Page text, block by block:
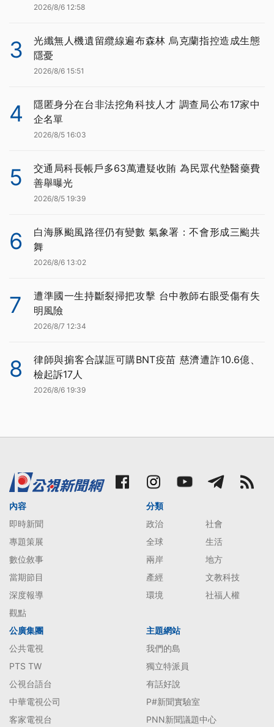
2026/8/6 12:58
3
光纖無人機遺留纜線遍布森林 烏克蘭指控造成生態
隱憂
2026/8/6 15:51
4
隱匿身分在台非法挖角科技人才 調查局公布17家中
企名單
2026/8/5 16:03
5
交通局科長帳戶多63萬遭疑收賄 為民眾代墊醫藥費
善舉曝光
2026/8/5 19:39
6
白海豚颱風路徑仍有變數 氣象署：不會形成三颱共
舞
2026/8/6 13:02
7
遭準國一生持斷裂掃把攻擊 台中教師右眼受傷有失
明風險
2026/8/7 12:34
8
律師與掮客合謀誆可購BNT疫苗 慈濟遭詐10.6億、
檢起訴17人
2026/8/6 19:39
內容
即時新聞
專題策展
數位敘事
當期節目
深度報導
觀點
分類
政治
社會
全球
生活
兩岸
地方
產經
文教科技
環境
社福人權
公廣集團
公共電視
PTS TW
公視台語台
中華電視公司
客家電視台
主題網站
我們的島
獨立特派員
有話好說
P#新聞實驗室
PNN新聞議題中心